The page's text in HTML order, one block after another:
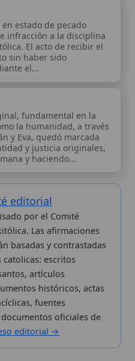
quedó marcada
y justicia originales,
y haciendo...
y contrastadas
escritos
artículos
históricos, actas
fuentes
editorial →
del patrimonio doctrinal,
Parte de la red formativa
yCustodio Animae. Con
SA (texto). Editado en
. Bajo el patrocinio de San
Categorias
Más visitados
entradas
recientes
Aplicaciones
Kit de Prensa